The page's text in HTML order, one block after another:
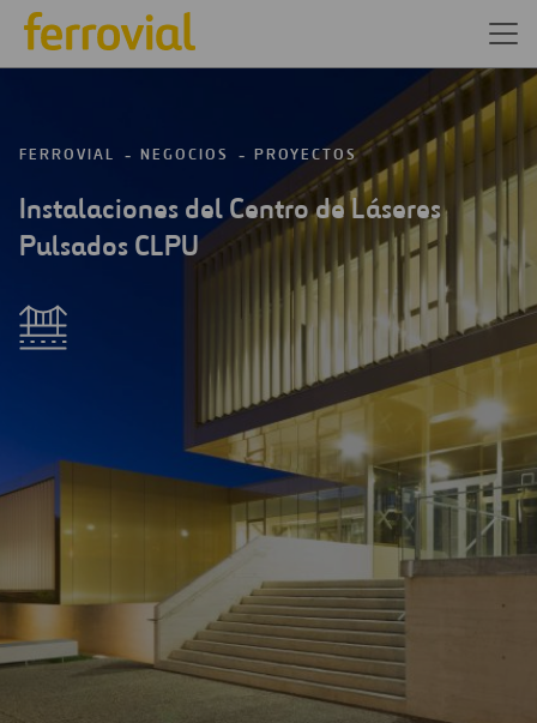
FERROVIAL NEGOCIOS PROYECTOS
Instalaciones del Centro de Láseres
Pulsados CLPU